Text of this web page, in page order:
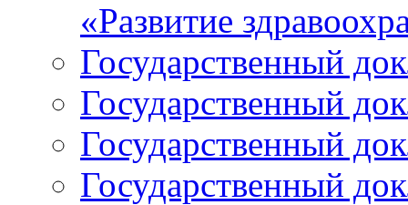
«Развитие
Государственный
Государственный
Государственный
Государственный